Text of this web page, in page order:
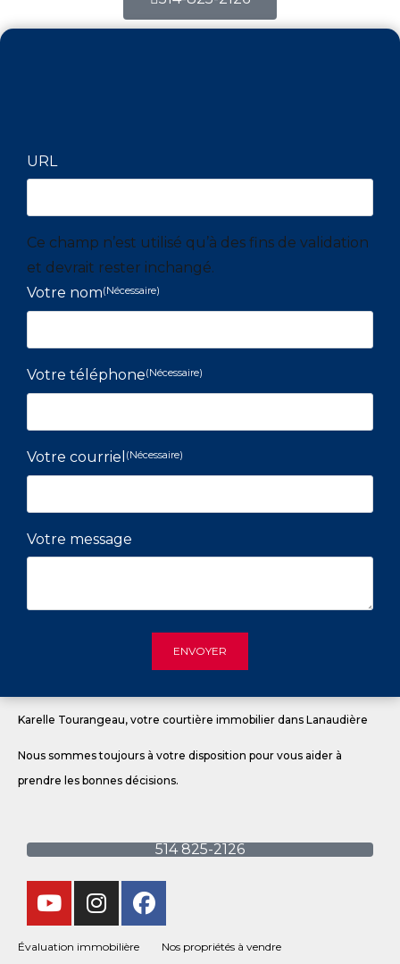
URL
Ce champ n’est utilisé qu’à des fins de validation
et devrait rester inchangé.
Votre nom(Nécessaire)
Votre téléphone(Nécessaire)
Votre courriel (Nécessaire)
Votre message
Karelle Tourangeau, votre courtière immobilier dans Lanaudière
Nous sommes toujours à votre disposition pour vous aider à
prendre les bonnes décisions.
514 825-2126
Évaluation immobilière
Nos propriétés à vendre